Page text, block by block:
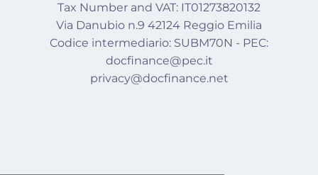
Tax Number and VAT: IT01273820132
Via Danubio n.9 42124 Reggio Emilia
Codice intermediario: SUBM70N - PEC:
docfinance@pec.it
privacy@docfinance.net